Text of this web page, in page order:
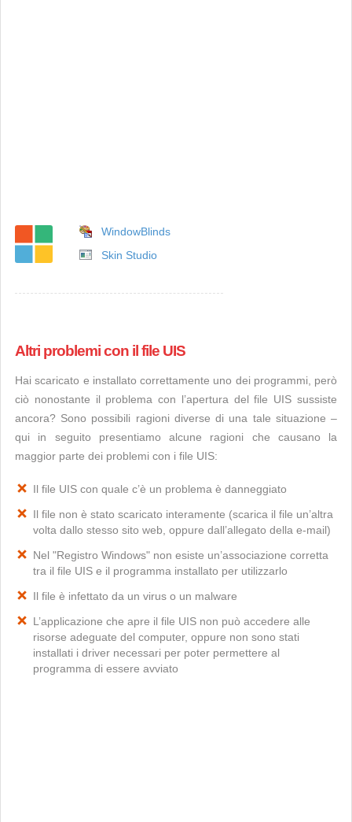
WindowBlinds
Skin Studio
Altri problemi con il file UIS
Hai scaricato e installato correttamente uno dei programmi, però
ciò nonostante il problema con l’apertura del file UIS sussiste
ancora? Sono possibili ragioni diverse di una tale situazione –
qui in seguito presentiamo alcune ragioni che causano la
maggior parte dei problemi con i file UIS:
Il file UIS con quale c’è un problema è danneggiato
Il file non è stato scaricato interamente (scarica il file un’altra
volta dallo stesso sito web, oppure dall’allegato della e-mail)
Nel "Registro Windows" non esiste un’associazione corretta
tra il file UIS e il programma installato per utilizzarlo
Il file è infettato da un virus o un malware
L’applicazione che apre il file UIS non può accedere alle
risorse adeguate del computer, oppure non sono stati
installati i driver necessari per poter permettere al
programma di essere avviato